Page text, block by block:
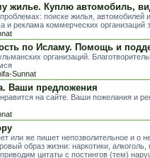
жилье. Куплю автомобиль,
поиске жилья, автомобилей
и реклама коммерческих организаций
по Исламу. Помощь и
организаций.
Sunnat
Ваши предложения
на сайте. Ваши пожелания и
или же пишет непозволительное и о
образ жизни: наркотики,
цитаты с постингов (тем)